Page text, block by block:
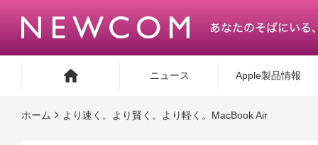
ニュース Apple製品情報
ホーム より速く。より賢く。より軽く。MacBook Air